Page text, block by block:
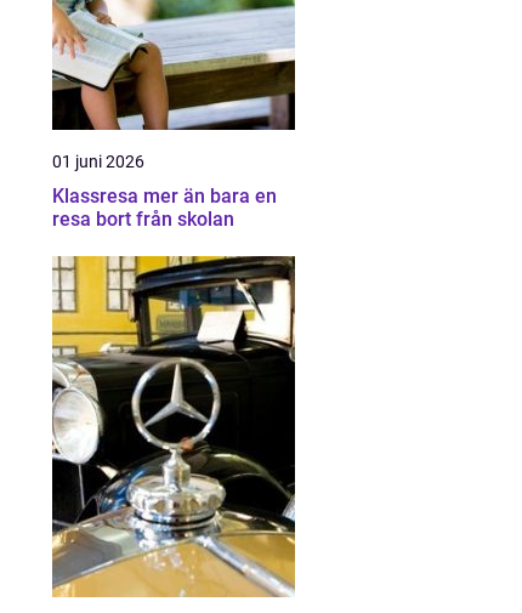
01 juni 2026
Klassresa mer än bara en
resa bort från skolan